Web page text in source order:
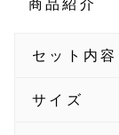
商品紹介
セット内容
サイズ